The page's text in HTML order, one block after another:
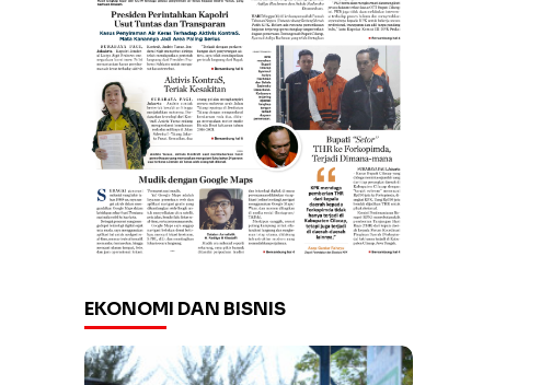
EKONOMI DAN BISNIS